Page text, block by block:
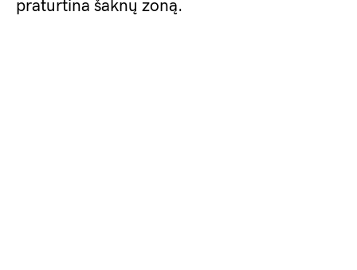
praturtina šaknų zoną.